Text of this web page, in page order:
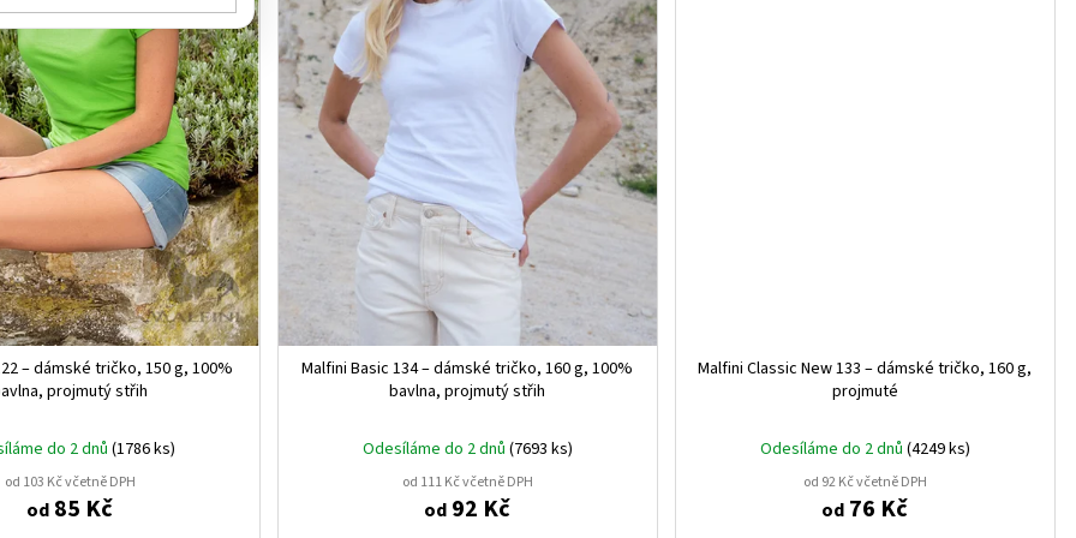
– dámské tričko, 150 g, 100%
projmutý střih
do 2 dnů (1786 ks)
od 103 Kč včetně DPH
od 85 Kč
Malfini Basic 134 – dámské tričko, 160 g, 100%
bavlna, projmutý střih
Odesíláme do 2 dnů (7693 ks)
od 111 Kč včetně DPH
od 92 Kč
Malfini Classic New 133 – dámské tričko, 160 g,
projmuté
Odesíláme do 2 dnů (4249 ks)
od 92 Kč včetně DPH
od 76 Kč